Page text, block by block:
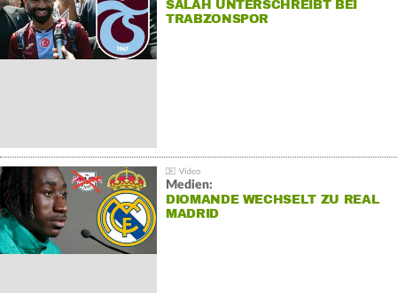
SALAH UNTERSCHREIBT BEI
TRABZONSPOR
Medien:
DIOMANDE WECHSELT ZU REAL
MADRID